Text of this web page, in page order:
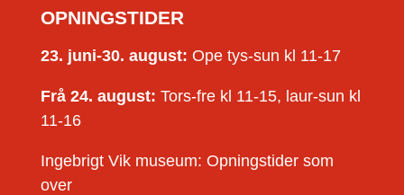
OPNINGSTIDER
23. juni-30. august: Ope tys-sun kl 11-17
Frå 24. august: Tors-fre kl 11-15, laur-sun kl
11-16
Ingebrigt Vik museum: Opningstider som
over